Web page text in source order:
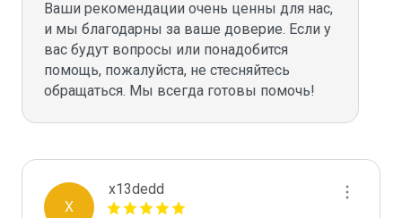
Ваши рекомендации очень ценны для нас,
и мы благодарны за ваше доверие. Если у
вас будут вопросы или понадобится
помощь, пожалуйста, не стесняйтесь
X
x13dedd